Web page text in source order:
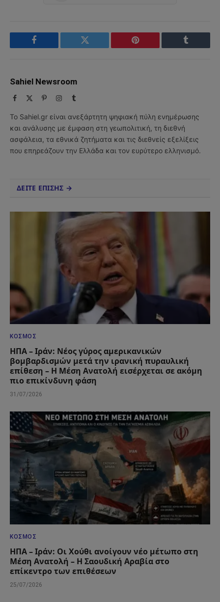
Facebook Twitter Pinterest Tumblr
Sahiel Newsroom
Facebook PinterestInstagram
Tumblr
Το Sahiel.gr είναι ανεξάρτητη ψηφιακή πύλη ενημέρωσης
και ανάλυσης με έμφαση στη γεωπολιτική, τη διεθνή
ασφάλεια, τα εθνικά ζητήματα και τις διεθνείς εξελίξεις
που επηρεάζουν την Ελλάδα και τον ευρύτερο ελληνισμό.
ΔΕΙΤΕ ΕΠΙΣΗΣ →
ΚΌΣΜΟΣ
ΗΠΑ – Ιράν: Νέος γύρος αμερικανικών
βομβαρδισμών μετά την ιρανική πυραυλική
επίθεση – Η Μέση Ανατολή εισέρχεται σε ακόμη
πιο επικίνδυνη φάση
31/07/2026
ΚΌΣΜΟΣ
ΗΠΑ – Ιράν: Οι Χούθι ανοίγουν νέο μέτωπο στη
Μέση Ανατολή – Η Σαουδική Αραβία στο
επίκεντρο των επιθέσεων
25/07/2026